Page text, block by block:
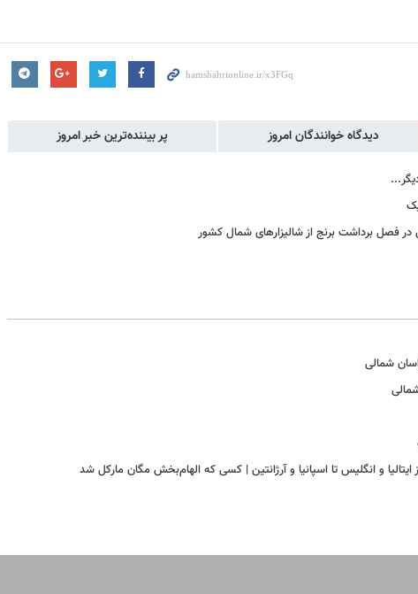
دیدگاه خوانندگان امروز پر بیننده‌ترین خبر امروز
فصل برداشت برنج از شالیزارهای شمال کشور
شمالی
و انگلیس تا اسپانیا و آرژانتین | کسی که الهام‌بخش مگان مارکل شد